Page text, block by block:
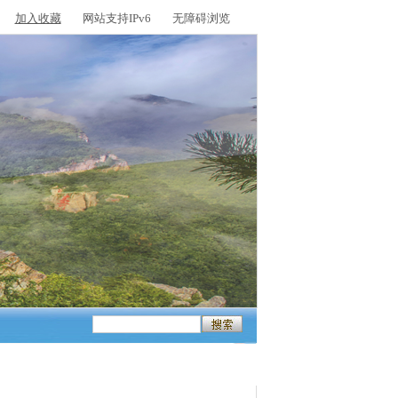
加入收藏 网站支持IPv6 无障碍浏览